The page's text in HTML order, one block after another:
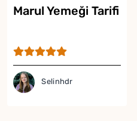
Marul Yemeği Tarifi
Selinhdr